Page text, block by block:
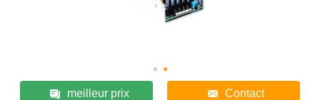
meilleur prix Contact